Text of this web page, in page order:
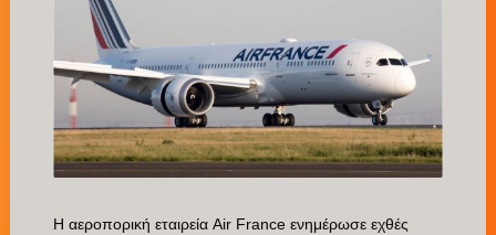
Η αεροπορική εταιρεία Air France ενημέρωσε εχθές